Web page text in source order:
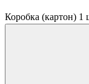
Коробка (картон)